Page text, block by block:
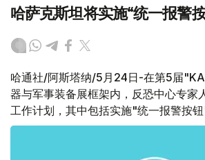
哈萨克斯坦将实施“统一报警
哈通社/阿斯塔纳/5月24日-在第5届
器与军事装备展框架内，反恐中心专家
工作计划，其中包括实施"统一报警按钮